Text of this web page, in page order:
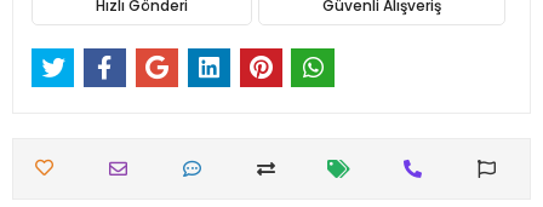
Hızlı Gönderi Güvenli Alışveriş